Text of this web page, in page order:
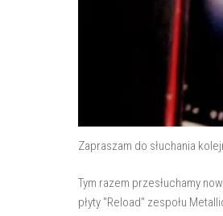
Zapraszam do słuchania
Tym razem przesłuchamy
płyty "Reload" zespołu